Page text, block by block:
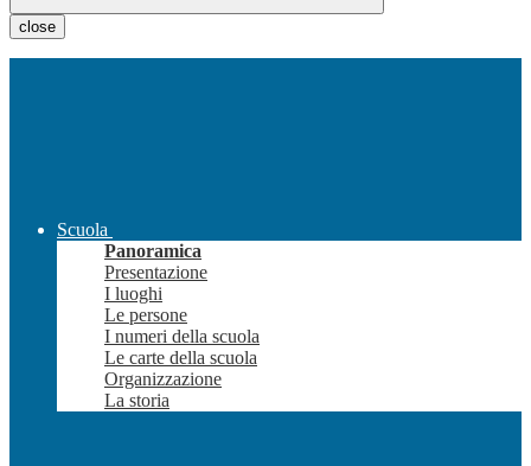
close
Scuola
Panoramica
Presentazione
I luoghi
Le persone
I numeri della scuola
Le carte della scuola
Organizzazione
La storia